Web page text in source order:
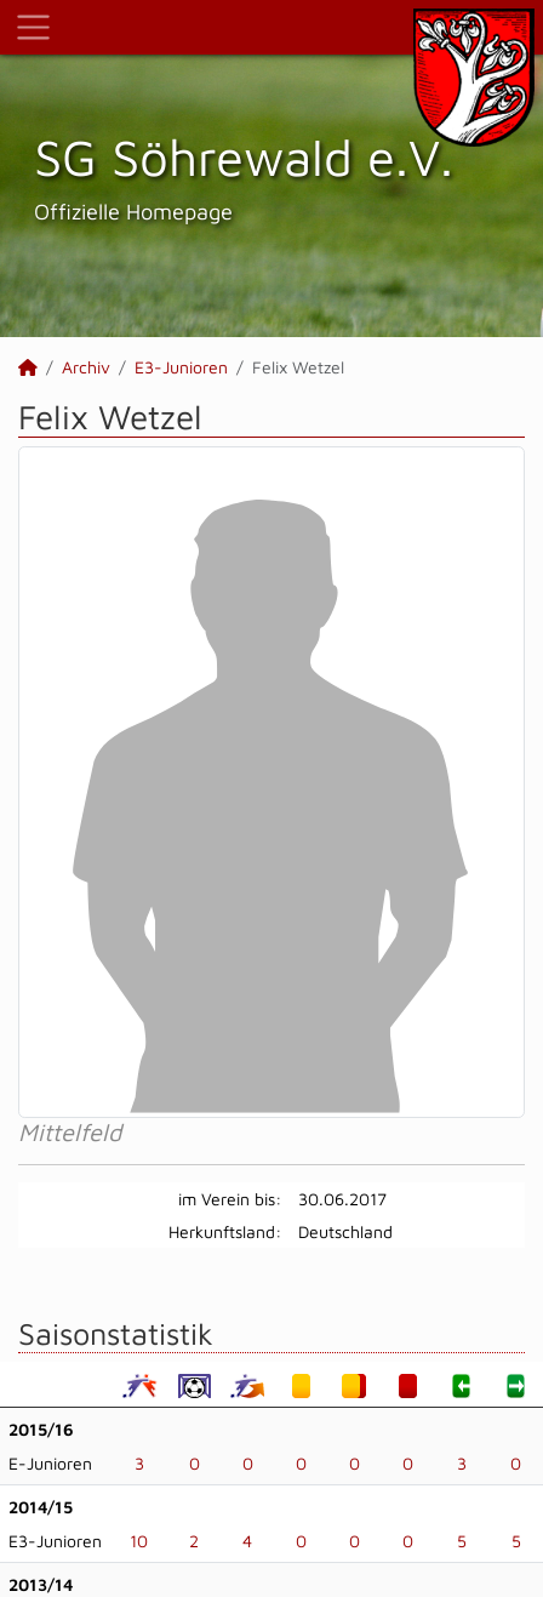
SG Söhrewald e.V.
Offizielle Homepage
Archiv E3-Junioren Felix Wetzel
Felix Wetzel
Mittelfeld
im Verein bis:
30.06.2017
Herkunftsland:
Deutschland
Saisonstatistik
2015/16
E-Junioren
3 0 0 0 0 0 3 0
2014/15
E3-Junioren
10 2 4 0 0 0 5 5
2013/14